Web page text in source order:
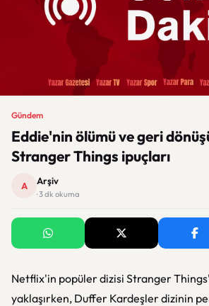
Gündem
Eddie'nin ölümü ve geri
Stranger Things ipuçları
A Arşiv
· 3 dk okuma
Netflix'in popüler dizisi Stranger
yaklaşırken, Duffer Kardeşler dizinin